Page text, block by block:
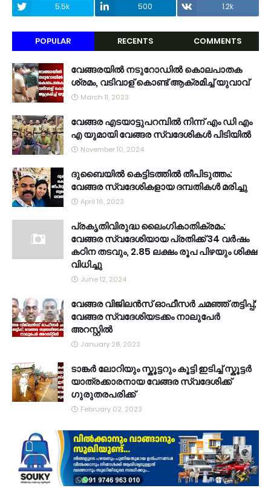
5.5k
500 1.2k
POPULAR RECENTS COMMENTS
വേങ്ങരയിൽ നടുറോഡിൽ കൊലപാതക
ശ്രമം, വടിവാള് കൊണ്ട് ആക്രമിച്ച് യുവാവ്
March 11, 2023
വേങ്ങര എടയാട്ടുപറമ്പിൽ നിന്ന് എം ഡി എം
എ യുമായി വേങ്ങര സ്വദേശികൾ പിടിയിൽ
November 10, 2024
ദുബൈയിൽ കെട്ടിടത്തിൽ തീപിടുത്തം:
വേങ്ങര സ്വദേശികളായ ദമ്പതികൾ മരിച്ചു
April 16, 2023
പ്രകൃതിവിരുദ്ധ ലൈംഗികാതിക്രമം:
വേങ്ങര സ്വദേശിയായ പ്രതിക്ക് 34 വര്‍ഷം
കഠിന തടവും, 2.85 ലക്ഷം രൂപ പിഴയും ശിക്ഷ
വിധിച്ചു
June 12, 2024
വേങ്ങര വിജിലൻസ് ഓഫീസർ ചമഞ്ഞ് തട്ടിപ്പ്;
വേങ്ങര സ്വദേശിയടക്കം നാലുപേർ
അറസ്റ്റിൽ
January 28, 2023
ടാങ്കർ ലോറിയും സ്കൂട്ടറും കൂട്ടി ഇടിച്ച് സ്കൂട്ടർ
യാത്രക്കാരനായ വേങ്ങര സ്വദേശിക്ക്
ഗുരുതരപരിക്ക്
February 02, 2023